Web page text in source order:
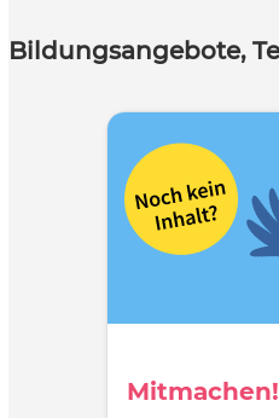
Mitmachen!